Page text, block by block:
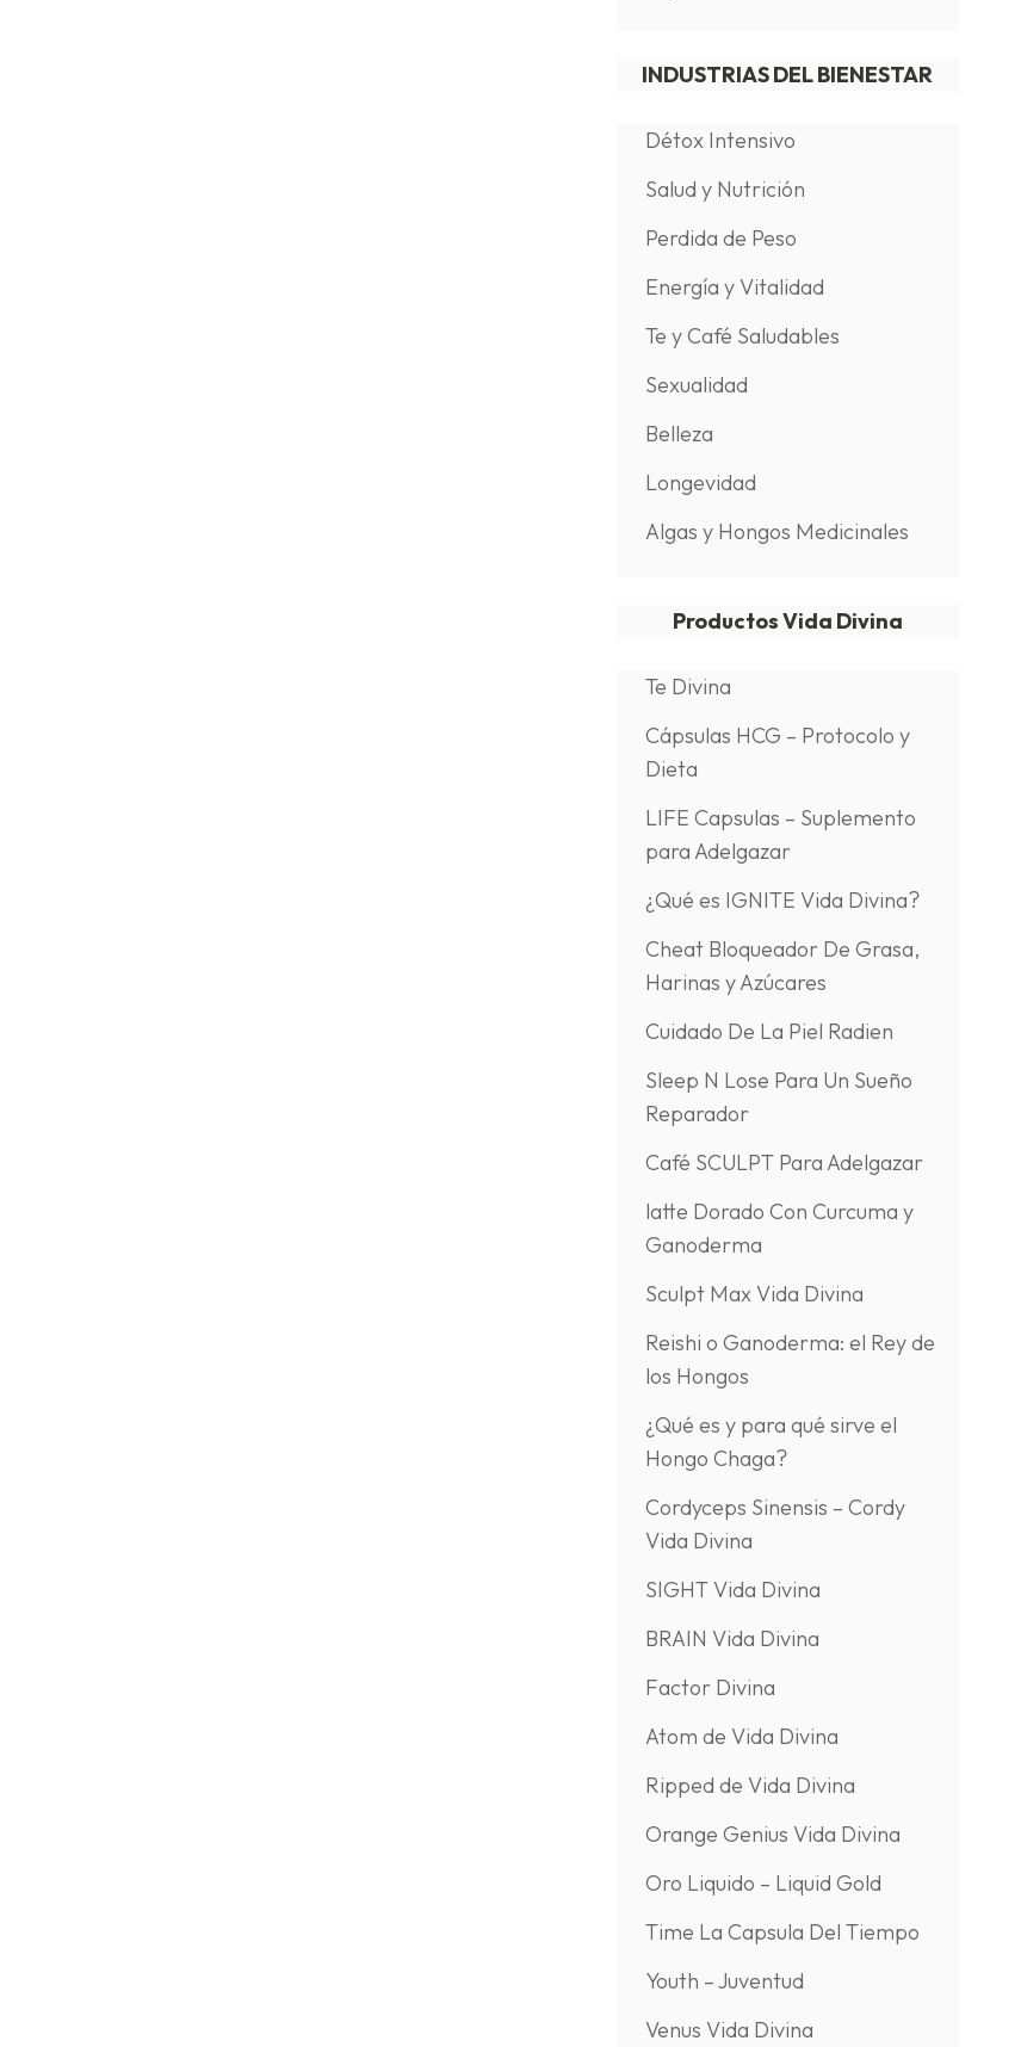
INDUSTRIAS DEL BIENESTAR
Détox Intensivo
Salud y Nutrición
Perdida de Peso
Energía y Vitalidad
Te y Café Saludables
Sexualidad
Belleza
Longevidad
Algas y Hongos Medicinales
Productos Vida Divina
Te Divina
Cápsulas HCG – Protocolo y
Dieta
LIFE Capsulas – Suplemento
para Adelgazar
¿Qué es IGNITE Vida Divina?
Cheat Bloqueador De Grasa,
Harinas y Azúcares
Cuidado De La Piel Radien
Sleep N Lose Para Un Sueño
Reparador
Café SCULPT Para Adelgazar
latte Dorado Con Curcuma y
Ganoderma
Sculpt Max Vida Divina
Reishi o Ganoderma: el Rey de
los Hongos
¿Qué es y para qué sirve el
Hongo Chaga?
Cordyceps Sinensis – Cordy
Vida Divina
SIGHT Vida Divina
BRAIN Vida Divina
Factor Divina
Atom de Vida Divina
Ripped de Vida Divina
Orange Genius Vida Divina
Oro Liquido – Liquid Gold
Time La Capsula Del Tiempo
Youth – Juventud
Venus Vida Divina